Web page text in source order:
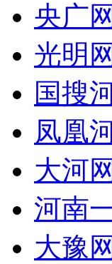
央广
光明
国搜
凤凰
大河网
河南
大豫网